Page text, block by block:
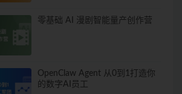
零基础 AI 漫剧智能量产创作营
OpenClaw Agent 从0到1打造你
的数字AI员工